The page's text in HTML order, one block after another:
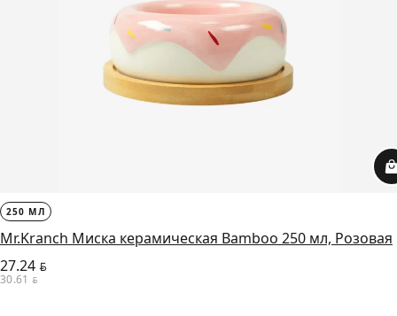
250 МЛ
Mr.Kranch Миска керамическая Bamboo 250 мл, Розовая
27.24 BYN
30.61 BYN